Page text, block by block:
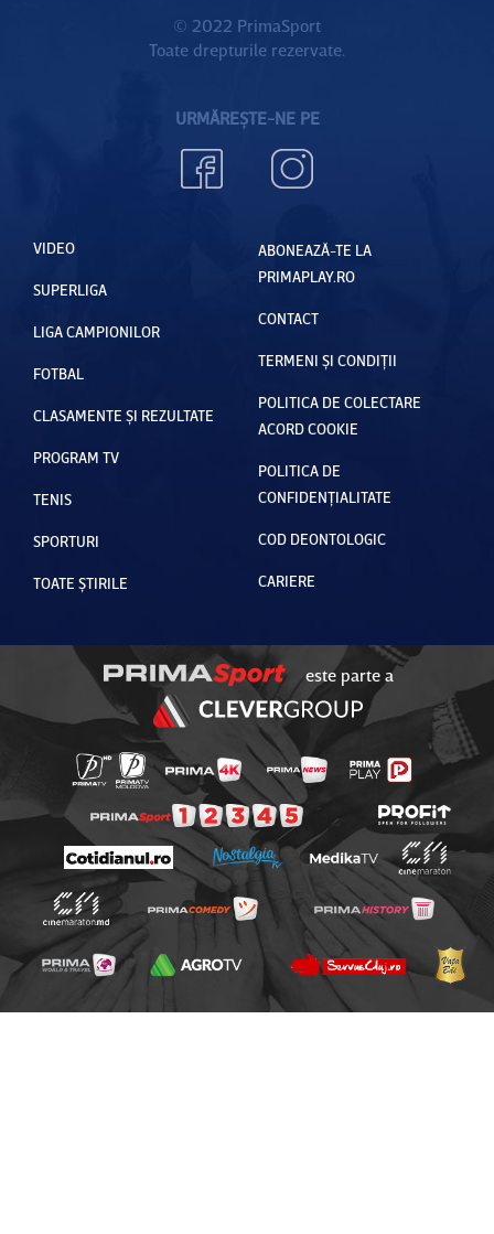
© 2022 PrimaSport
Toate drepturile rezervate.
URMĂREȘTE-NE PE
VIDEO
SUPERLIGA
LIGA CAMPIONILOR
FOTBAL
CLASAMENTE ȘI REZULTATE
PROGRAM TV
TENIS
SPORTURI
TOATE ȘTIRILE
ABONEAZĂ-TE LA
PRIMAPLAY.RO
CONTACT
TERMENI ȘI CONDIȚII
POLITICA DE COLECTARE
ACORD COOKIE
POLITICA DE
CONFIDENȚIALITATE
COD DEONTOLOGIC
CARIERE
este parte a